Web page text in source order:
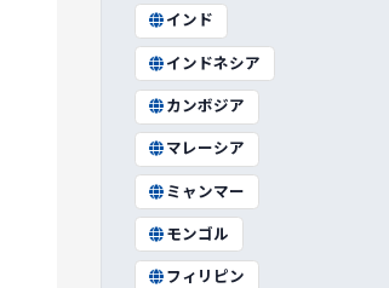
インド
インドネシア
カンボジア
マレーシア
ミャンマー
モンゴル
フィリピン